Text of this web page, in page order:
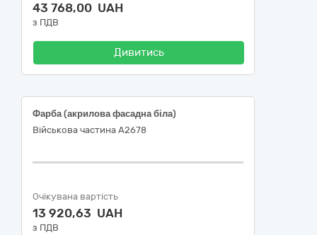
43 768,00 UAH
з ПДВ
Дивитись
Фарба (акрилова фасадна біла)
Військова частина А2678
Очікувана вартість
13 920,63 UAH
з ПДВ